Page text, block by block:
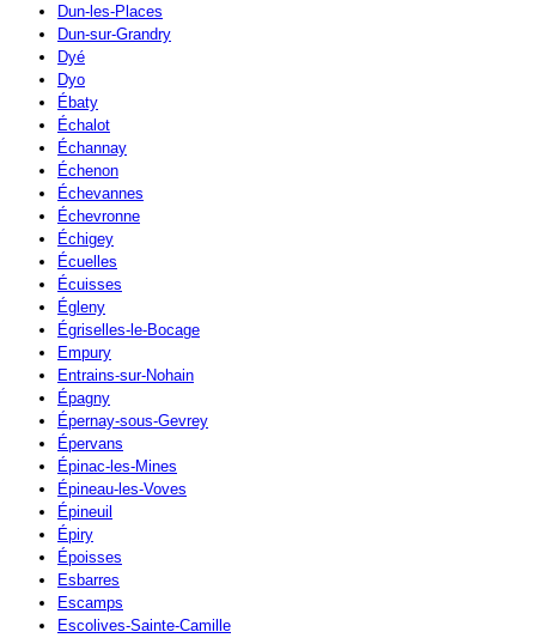
Dun-les-Places
Dun-sur-Grandry
Dyé
Dyo
Ébaty
Échalot
Échannay
Échenon
Échevannes
Échevronne
Échigey
Écuelles
Écuisses
Égleny
Égriselles-le-Bocage
Empury
Entrains-sur-Nohain
Épagny
Épernay-sous-Gevrey
Épervans
Épinac-les-Mines
Épineau-les-Voves
Épineuil
Épiry
Époisses
Esbarres
Escamps
Escolives-Sainte-Camille